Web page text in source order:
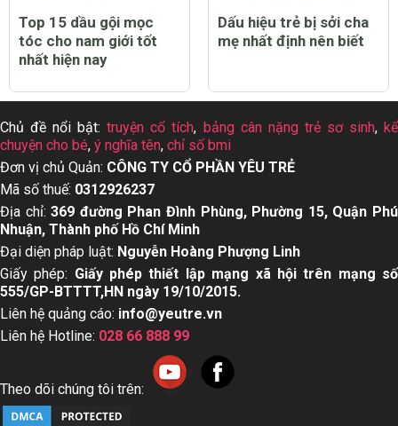
Top 15 dầu gội mọc
tóc cho nam giới tốt
nhất hiện nay
Dấu hiệu trẻ bị sởi cha
mẹ nhất định nên biết
Chủ đề nổi bật:truyện cổ tích, bảng cân nặng trẻ sơ sinh,kể
chuyện cho bé, ý nghĩa tên, chỉ số bmi
Đơn vị chủ Quản: CÔNG TY CỔ PHẦN YÊU TRẺ
Mã số thuế: 0312926237
Địa chỉ:369 đường Phan Đình Phùng, Phường 15, Quận Phú
Nhuận, Thành phố Hồ Chí Minh
Đại diện pháp luật: Nguyễn Hoàng Phượng Linh
Giấy phép: Giấy phép thiết lập mạng xã hội trên mạng số
555/GP-BTTTT,HN ngày 19/10/2015.
Liên hệ quảng cáo: info@yeutre.vn
Liên hệ Hotline: 028 66 888 99
Theo dõi chúng tôi trên: